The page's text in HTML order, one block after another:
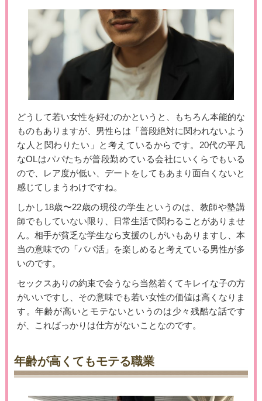
どうして若い女性を好むのかというと、もちろん本能的な
ものもありますが、男性らは「普段絶対に関われないよう
な人と関わりたい」と考えているからです。20代の平凡
なOLはパパたちが普段勤めている会社にいくらでもいる
ので、レア度が低い、デートをしてもあまり面白くないと
感じてしまうわけですね。
しかし18歳〜22歳の現役の学生というのは、教師や塾講
師でもしていない限り、日常生活で関わることがありませ
ん。相手が貧乏な学生なら支援のしがいもありますし、本
当の意味での「パパ活」を楽しめると考えている男性が多
いのです。
セックスありの約束で会うなら当然若くてキレイな子の方
がいいですし、その意味でも若い女性の価値は高くなりま
す。年齢が高いとモテないというのは少々残酷な話です
が、こればっかりは仕方がないことなのです。
年齢が高くてもモテる職業